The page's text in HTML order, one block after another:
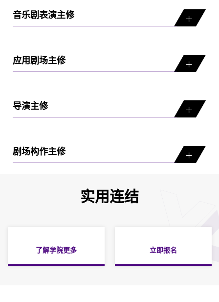
音乐剧表演主修
应用剧场主修
导演主修
剧场构作主修
实用连结
了解学院更多 立即报名